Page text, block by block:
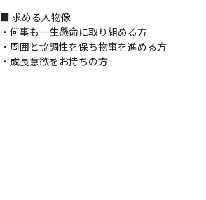
【MILS/HILSのモデルベース開発エンジニア】
農機（例：トラクタ）、建機（小型パワーシ
モデルベース開発は、車載関連のソフトウェ
らわれない経験をさらに伸さらにいくことが可
■ 求める人物像
・何事も一生懸命に取り組める方
・周囲と協調性を保ち物事を進める方
・成長意欲をお持ちの方